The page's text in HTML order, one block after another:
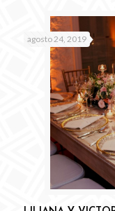
agosto 24, 2019